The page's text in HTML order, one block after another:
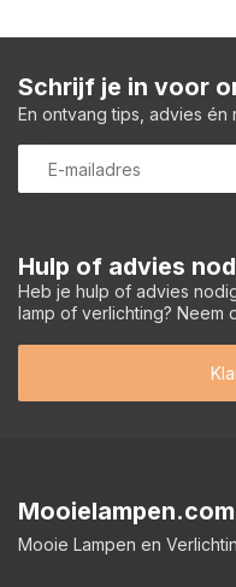
Hulp of advies
Heb je hulp of advies
lamp of verlichting? Neem
Schrijf je in voor
En ontvang tips, advies
Mooielampen.com
Mooie Lampen en